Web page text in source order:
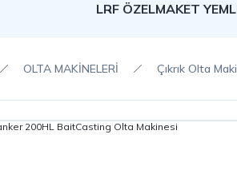
LRF ÖZELMAKET
OLTA MAKİNELERİ Çıkrık Olta